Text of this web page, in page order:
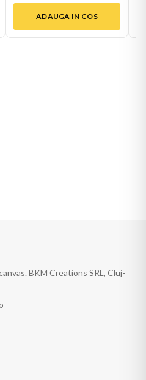
ADAUGA IN COS
BKM Creations SRL, Cluj-